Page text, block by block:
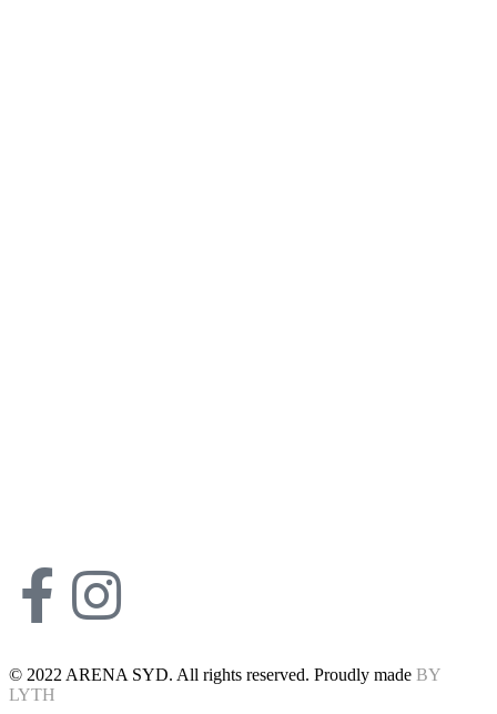
© 2022 ARENA SYD. All rights reserved. Proudly made BY
LYTH